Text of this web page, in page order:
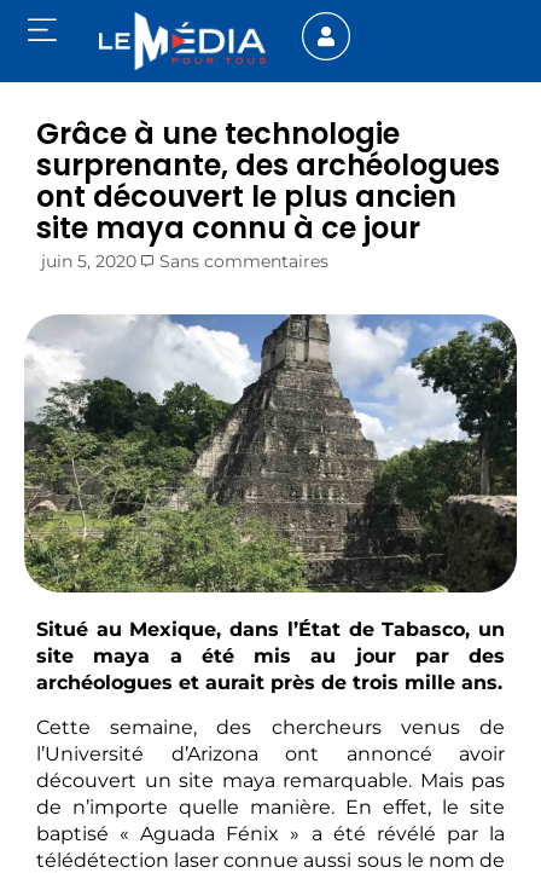
Grâce à une technologie
surprenante, des archéologues
ont découvert le plus ancien
site maya connu à ce jour
juin 5, 2020 Sans commentaires
Situé au Mexique, dans l’État de Tabasco, un
site maya a été mis au jour par des
archéologues et aurait près de trois mille ans.
Cette semaine, des chercheurs venus de
l’Université d’Arizona ont annoncé avoir
découvert un site maya remarquable. Mais pas
de n’importe quelle manière. En effet, le site
baptisé « Aguada Fénix » a été révélé par la
télédétection laser connue aussi sous le nom de